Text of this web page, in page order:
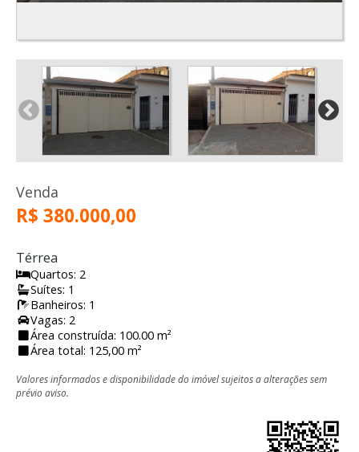
Venda
R$ 380.000,00
Térrea
Quartos: 2
Suítes: 1
Banheiros: 1
Vagas: 2
Área construída: 100.00 m²
Área total: 125,00 m²
Valores informados e disponibilidade do imóvel sujeitos a alterações sem
prévio aviso.